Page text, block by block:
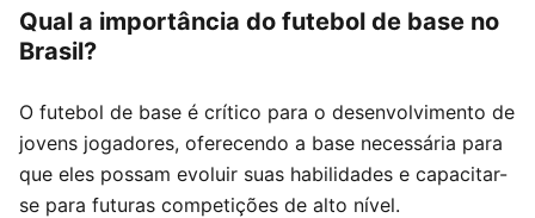
Qual a importância do futebol de base no
Brasil?
O futebol de base é crítico para o desenvolvimento de
jovens jogadores, oferecendo a base necessária para
que eles possam evoluir suas habilidades e capacitar-
se para futuras competições de alto nível.